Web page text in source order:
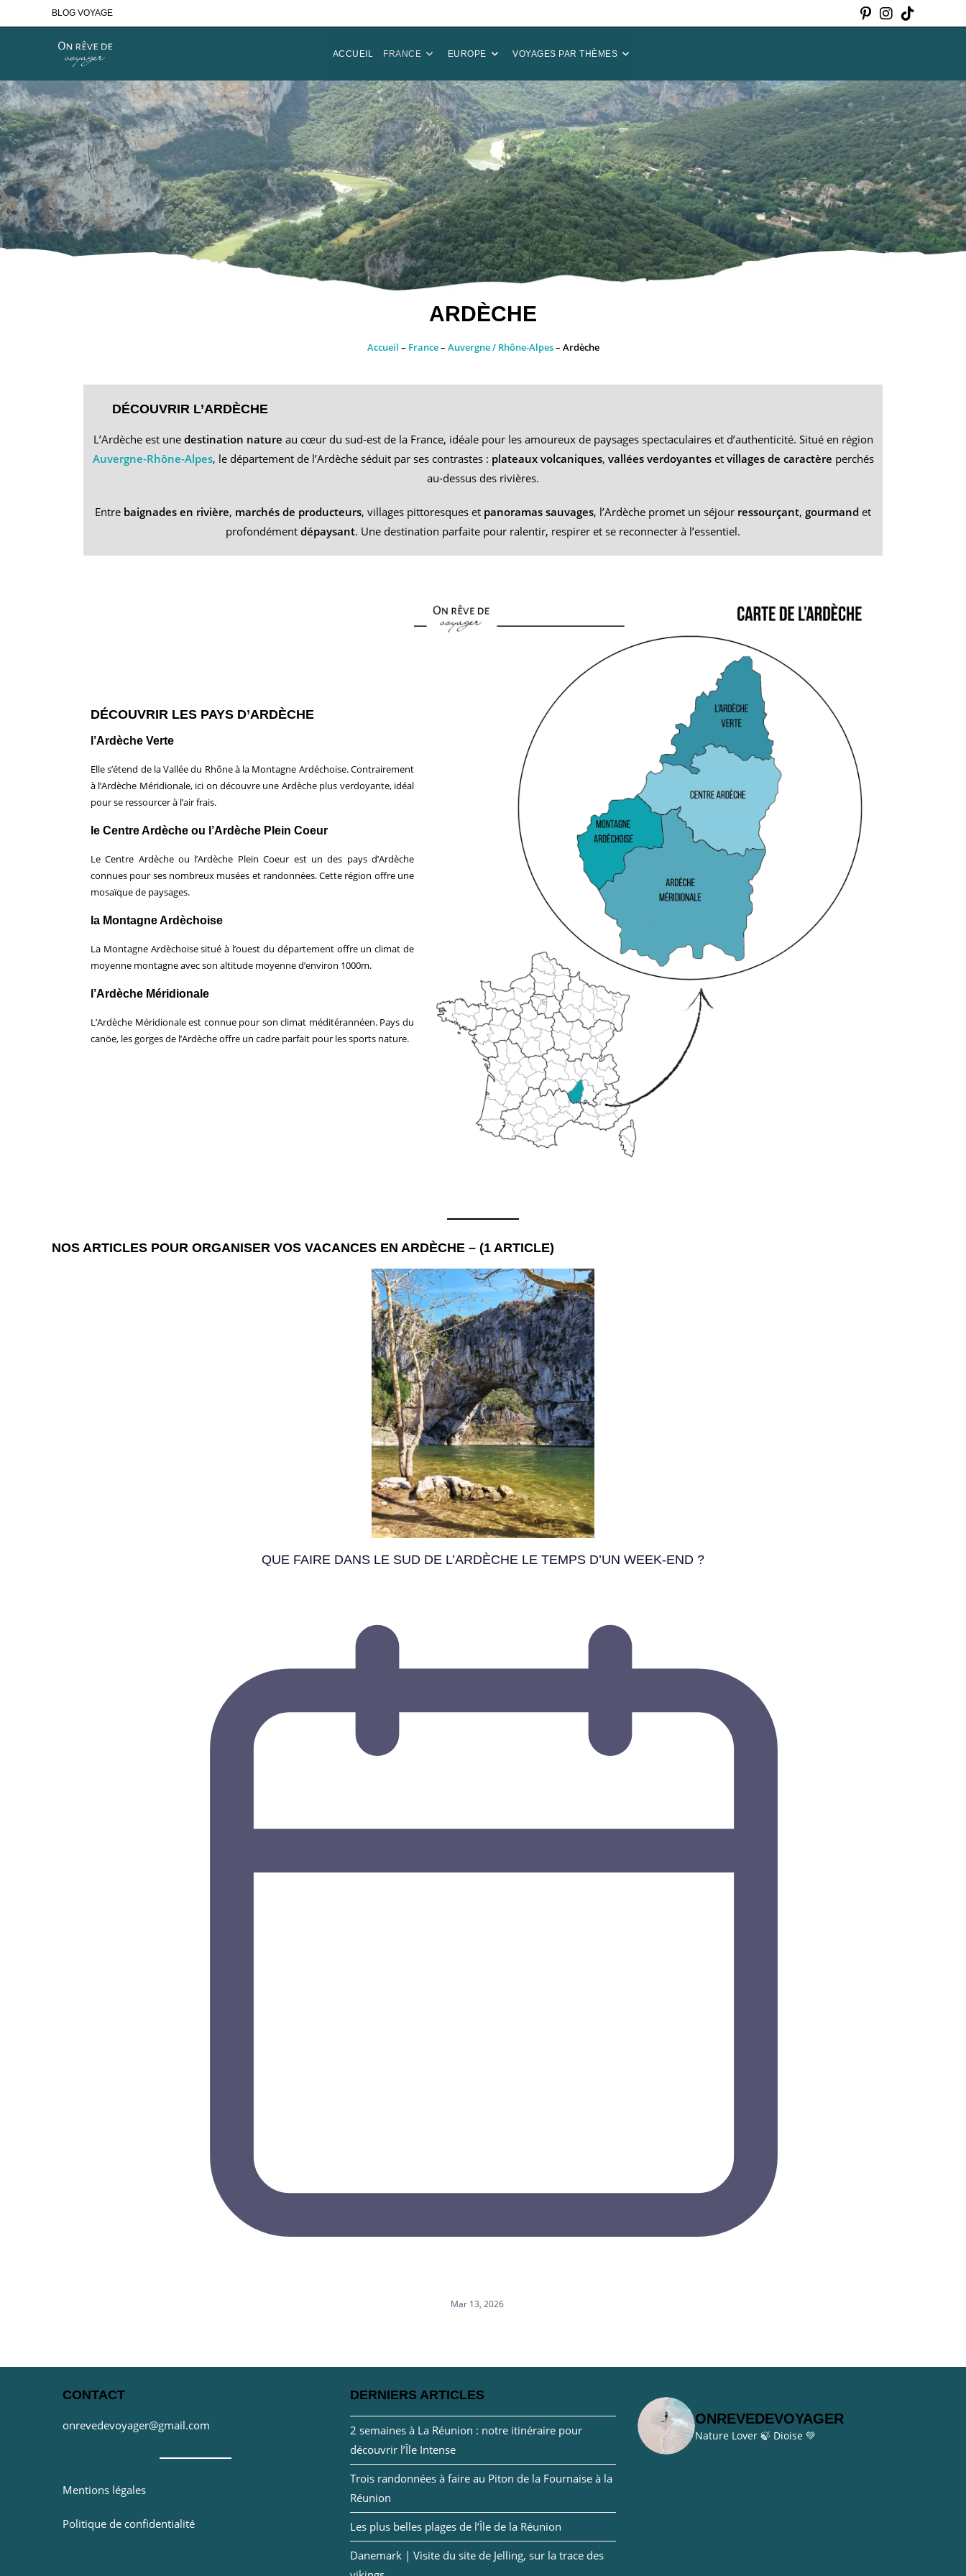
to
BLOG VOYAGE
ACCUEIL FRANCE EUROPE VOYAGES PAR THÈMES
ARDÈCHE
Accueil – France– Auvergne / Rhône-Alpes– Ardèche
DÉCOUVRIR L’ARDÈCHE
L’Ardèche est une destination nature au cœur du sud-est de la France, idéale pour les amoureux de paysages spectaculaires et d’authenticité. Situé en région
Auvergne-Rhône-Alpes, le département de l’Ardèche séduit par ses contrastes : plateaux volcaniques, vallées verdoyanteset villages de caractère perchés
au-dessus des rivières.
Entre baignades en rivière, marchés de producteurs, villages pittoresques et panoramas sauvages, l’Ardèche promet un séjour ressourçant, gourmand et
profondément dépaysant. Une destination parfaite pour ralentir, respirer et se reconnecter à l’essentiel.
DÉCOUVRIR LES PAYS D’ARDÈCHE
l’Ardèche Verte
Elle s’étend de la Vallée du Rhône à la Montagne Ardéchoise. Contrairement
à l’Ardèche Méridionale, ici on découvre une Ardèche plus verdoyante, idéal
pour se ressourcer à l’air frais.
le Centre Ardèche ou l’Ardèche Plein Coeur
Le Centre Ardèche ou l’Ardèche Plein Coeur est un des pays d’Ardèche
connues pour ses nombreux musées et randonnées. Cette région offre une
mosaïque de paysages.
la Montagne Ardèchoise
La Montagne Ardèchoise situé à l’ouest du département offre un climat de
moyenne montagne avec son altitude moyenne d’environ 1000m.
l’Ardèche Méridionale
L’Ardèche Méridionale est connue pour son climat méditérannéen. Pays du
canöe, les gorges de l’Ardèche offre un cadre parfait pour les sports nature.
NOS ARTICLES POUR ORGANISER VOS VACANCES EN ARDÈCHE – (1 ARTICLE)
QUE FAIRE DANS LE SUD DE L’ARDÈCHE LE TEMPS D’UN WEEK-END ?
Mar 13, 2026
CONTACT
onrevedevoyager@gmail.com
Mentions légales
Politique de confidentialité
DERNIERS ARTICLES
2 semaines à La Réunion : notre itinéraire pour
découvrir l’Île Intense
Trois randonnées à faire au Piton de la Fournaise à la
Réunion
Les plus belles plages de l’Île de la Réunion
Danemark | Visite du site de Jelling, sur la trace des
ONREVEDEVOYAGER
Nature Lover 🍃Dioise 💚